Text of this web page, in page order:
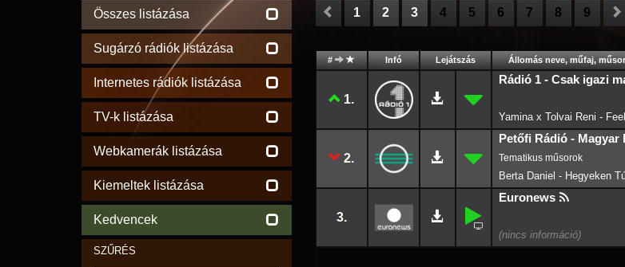
Összes listázása
Sugárzó rádiók listázása
Internetes rádiók listázása
TV-k listázása
Webkamerák listázása
Kiemeltek listázása
Kedvencek
SZŰRÉS
1 2 3 4 5 6 7 8 9
# Infó Lejátszás Állomás neve, műfaj, műsor
1.
Rádió 1 - Csak igazi
Yamina x Tolvai Reni -
2.
Petőfi Rádió - Magyar
Berta Daniel - Hegyeken
3.
Euronews